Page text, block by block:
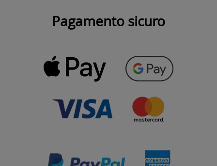
Pagamento sicuro